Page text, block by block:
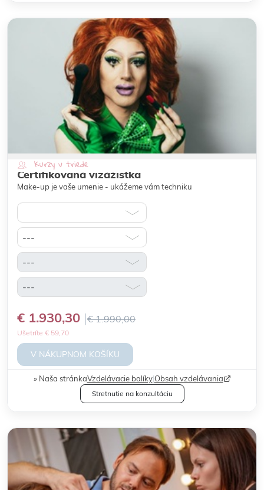
Kurzy v triede
Certifikovaná vizážistka
Make-up je vaše umenie - ukážeme vám techniku
€ 1.930,30 € 1.990,00
Ušetríte € 59,70
V NÁKUPNOM KOŠÍKU
Naša stránkaVzdelávacie balíky|Obsah vzdelávania
Stretnutie na konzultáciu